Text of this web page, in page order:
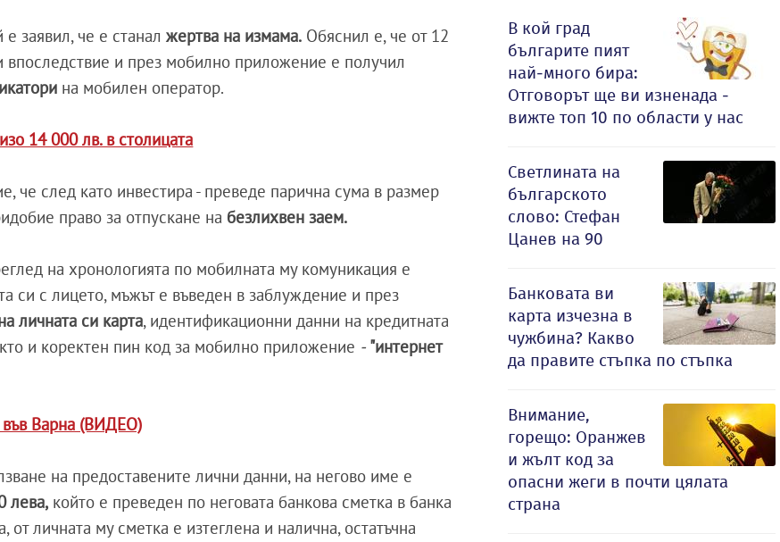
заявил, че е станалжертва на измама. Обяснил е, че от 12
и през мобилно приложение е получил
на мобилен оператор.
14 000 лв. в столицата
че след като инвестира - преведе парична сума в размер
право за отпускане на безлихвен заем.
на хронологията по мобилната му комуникация е
си с лицето, мъжът е въведен в заблуждение и през
личната си карта, идентификационни данни на кредитната
и коректен пин код за мобилно приложение - "интернет
Варна (ВИДЕО)
на предоставените лични данни, на негово име е
лева, който е преведен по неговата банкова сметка в банка
личната му сметка е изтеглена и налична, остатъчна
В кой град
българите пият
най-много бира:
Отговорът ще ви изненада -
вижте топ 10 по области у нас
Светлината на
българското
слово: Стефан
Цанев на 90
Банковата ви
карта изчезна в
чужбина? Какво
да правите стъпка по стъпка
Внимание,
горещо: Оранжев
и жълт код за
опасни жеги в почти цялата
страна